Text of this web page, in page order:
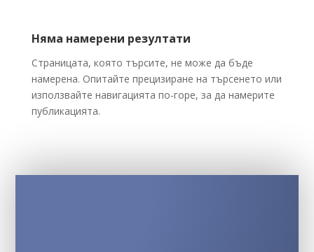
Няма намерени резултати
Страницата, която търсите, не може да бъде
намерена. Опитайте прецизиране на търсенето или
използвайте навигацията по-горе, за да намерите
публикацията.